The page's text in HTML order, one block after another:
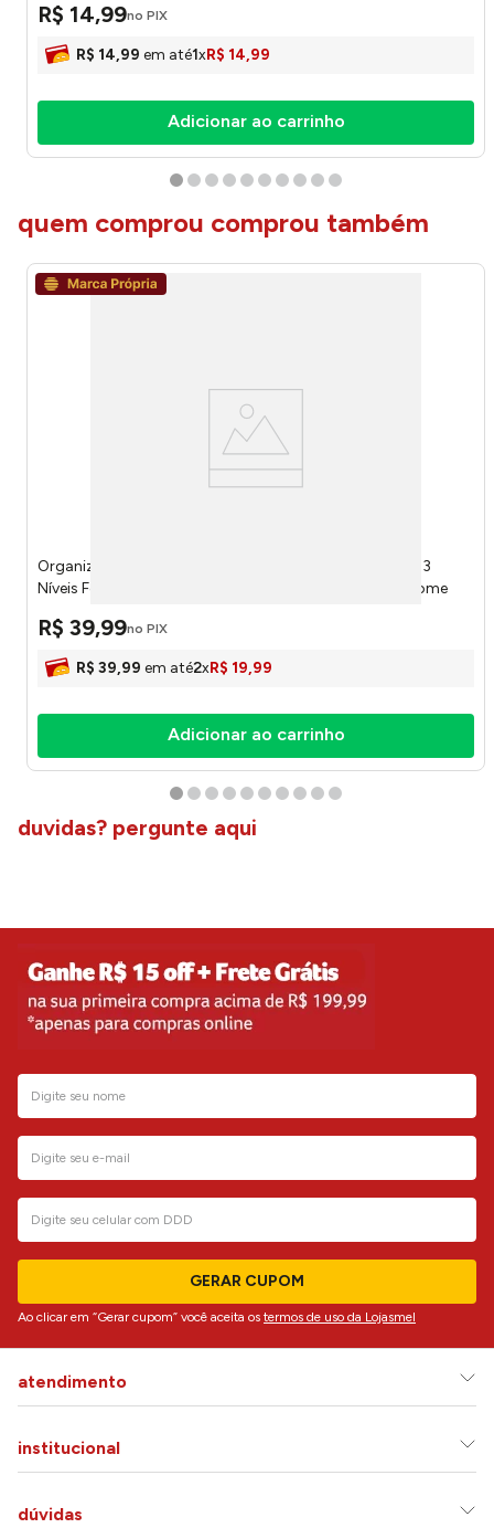
R$ 14,99no PIX
R$ 14,99 em até1xR$ 14,99
Adicionar ao carrinho
quem comprou comprou também
Organizador Cozinha Armário Bela Casa Desmontável 3
Níveis Ferro Preto 22x22x19,5cm LM3346BEL - honeyhome
R$ 39,99no PIX
R$ 39,99 em até2xR$ 19,99
Adicionar ao carrinho
duvidas? pergunte aqui
GERAR CUPOM
Ao clicar em “Gerar cupom” você aceita os termos de uso da Lojasmel
atendimento
institucional
dúvidas